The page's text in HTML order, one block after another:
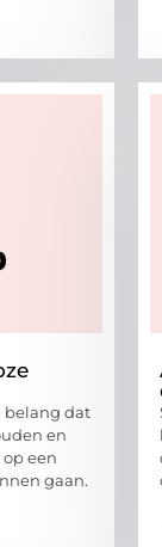
belang dat
en
een
gaan.